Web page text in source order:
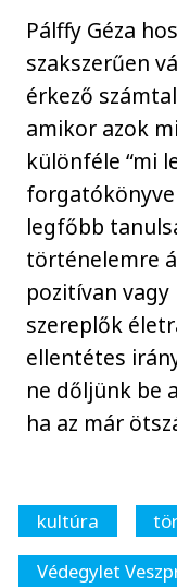
Pálffy Géza
szakszerűen
érkező
amikor azok
különféle “mi
legfőbb
történelemre
pozitívan
szereplők
ellentétes
ne dőljünk be
ha az már
kultúra
Védegylet